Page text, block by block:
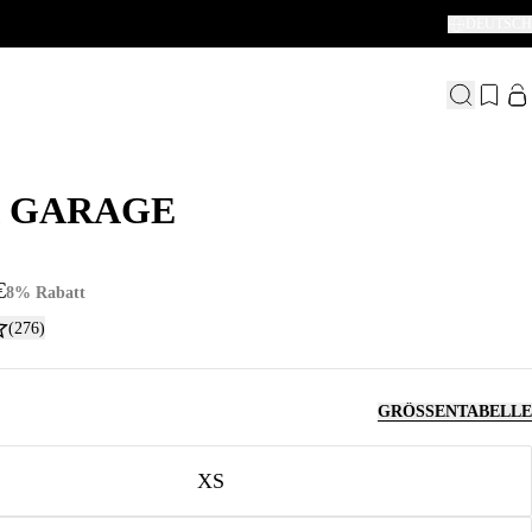
8% Rabatt
(276)
GRÖSSENTABELLE
XS